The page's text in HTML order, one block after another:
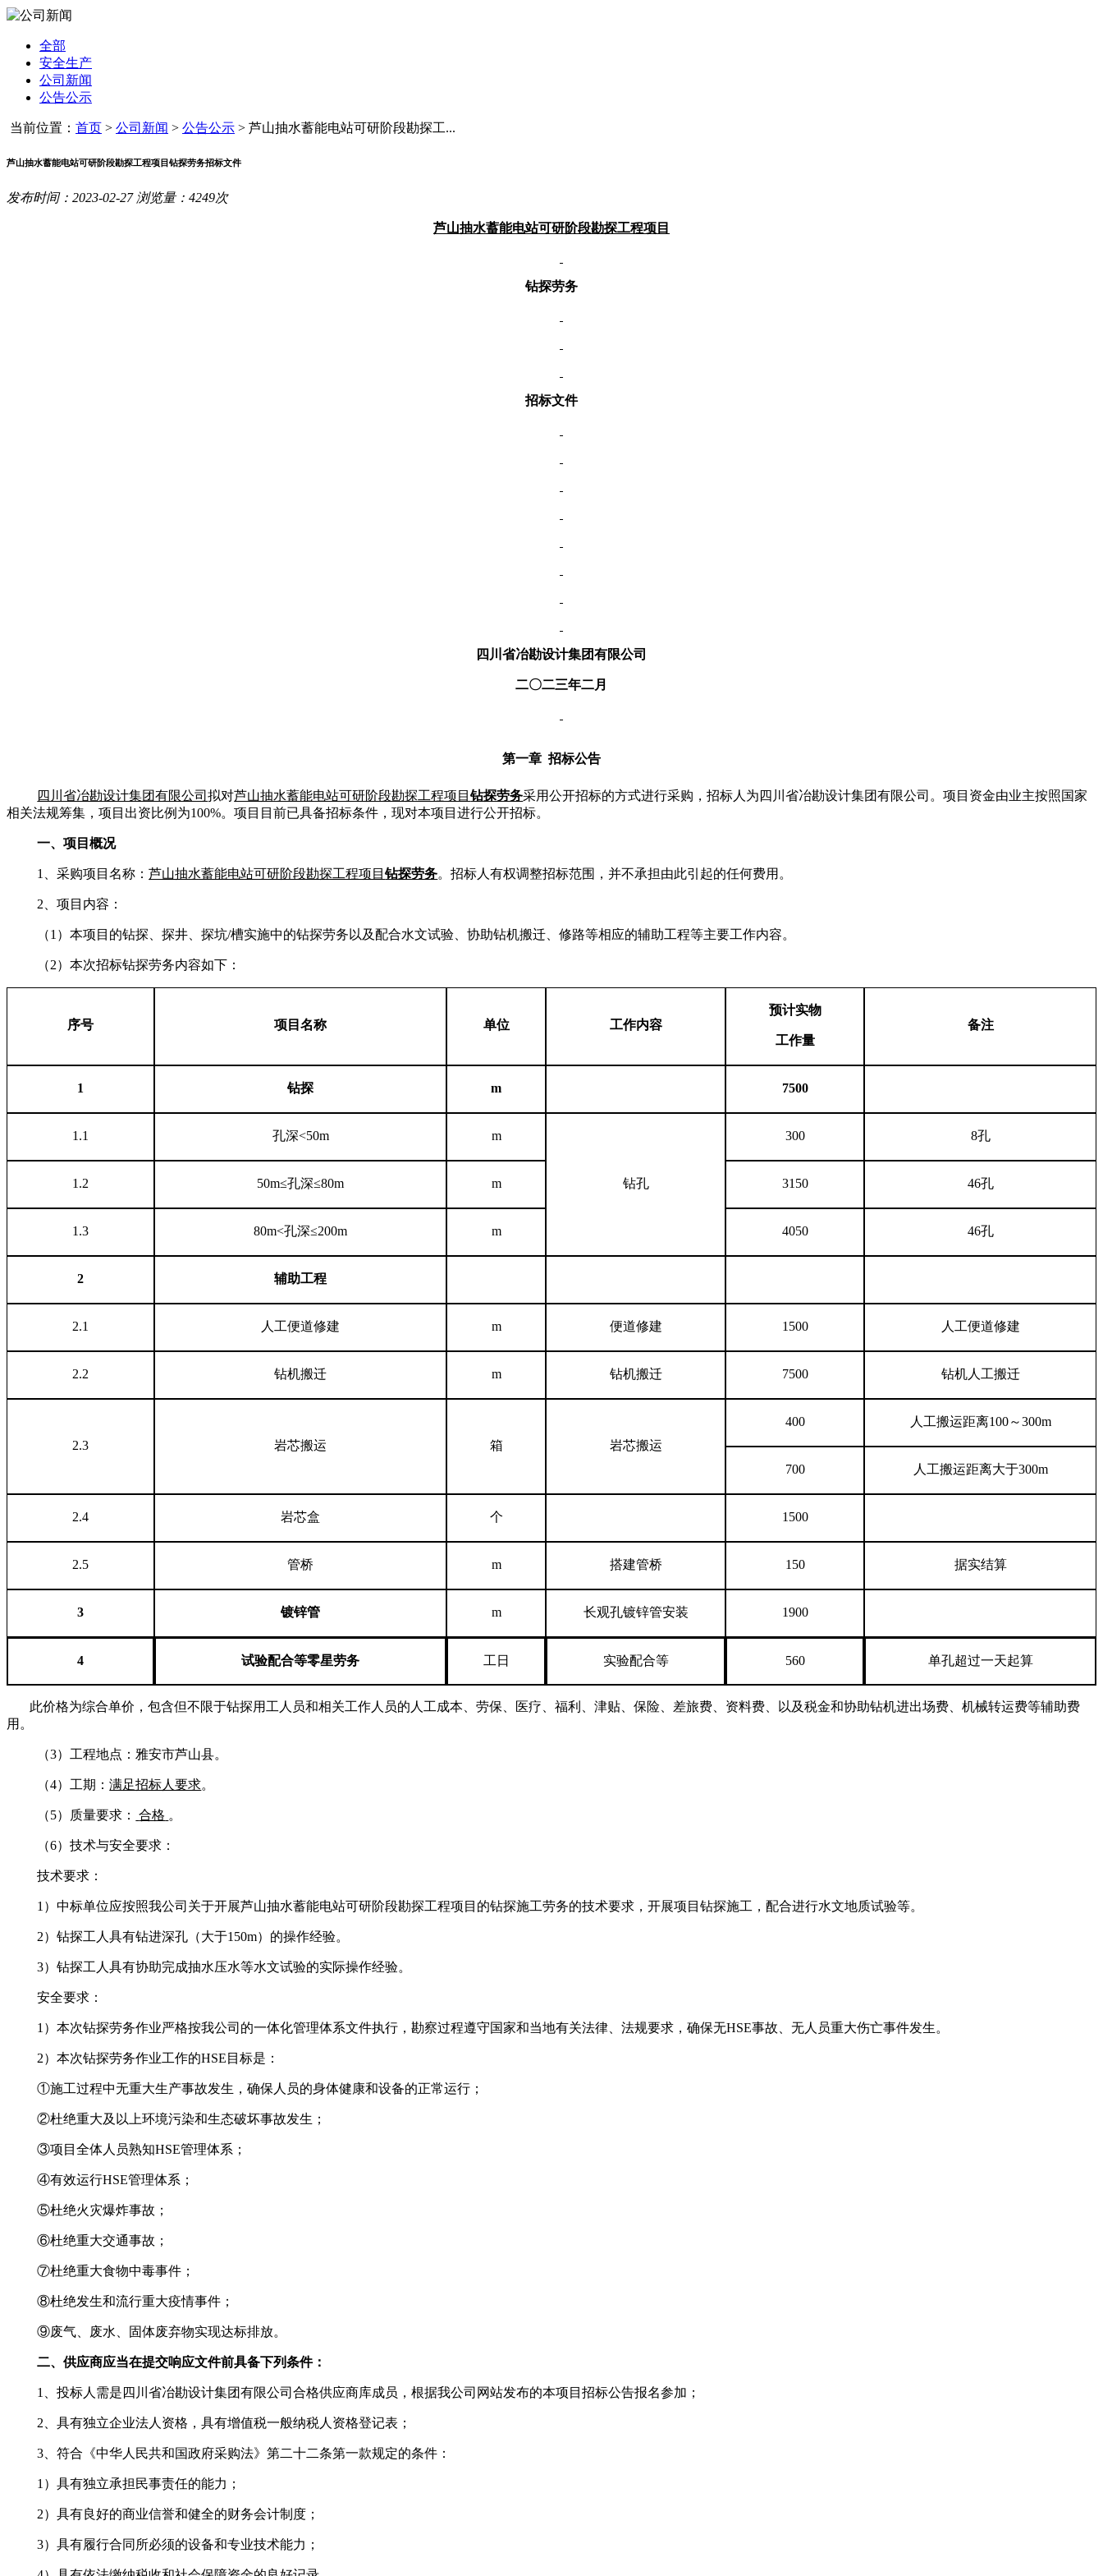
全部
安全生产
公司新闻
公告公示
当前位置： 首页 > 公司新闻 > 公告公示 > 芦山抽水蓄能电站可研阶段勘探工...
芦山抽水蓄能电站可研阶段勘探工程项目钻探劳务招标文件
发布时间：2023-02-27 浏览量：4249次
芦山抽水蓄能电站可研阶段勘探工程项目
钻探劳务
招标文件
四川省冶勘设计集团有限公司
二〇二三年二月
第一章 招标公告
四川省冶勘设计集团有限公司拟对芦山抽水蓄能电站可研阶段勘探工程项目钻探劳务采用公开招标的方式进行采购，招标人为四川省冶勘设计集团有限公司。项目资金由业主按照国家
相关法规筹集，项目出资比例为100%。项目目前已具备招标条件，现对本项目进行公开招标。
一、项目概况
1 、采购项目名称：芦山抽水蓄能电站可研阶段勘探工程项目钻探劳务。招标人有权调整招标范围，并不承担由此引起的任何费用。
2 、项目内容：
（1 ）本项目的钻探、探井、探坑/槽实施中的钻探劳务以及配合水文试验、协助钻机搬迁、修路等相应的辅助工程等主要工作内容。
（2）本次招标钻探劳务内容如下：
序号 项目名称 单位 工作内容
预计实物
工作量
备注
1 钻探 m 7500
1.1 孔深<50m m
钻孔
300 8孔
1.2 50m≤孔深≤80m m 3150 46孔
1.3 80m<孔深≤200m m 4050 46孔
2 辅助工程
2.1 人工便道修建 m 便道修建 1500 人工便道修建
2.2 钻机搬迁 m 钻机搬迁 7500 钻机人工搬迁
2.3 岩芯搬运 箱 岩芯搬运
400 人工搬运距离100～300m
700 人工搬运距离大于300m
2.4 岩芯盒 个 1500
2.5 管桥 m 搭建管桥 150 据实结算
3 镀锌管 m 长观孔镀锌管安装 1900
4 试验配合等零星劳务 工日 实验配合等 560 单孔超过一天起算
此价格为综合单价，包含但不限于钻探用工人员和相关工作人员的人工成本、劳保、医疗、福利、津贴、保险、差旅费、资料费、以及税金和协助钻机进出场费、 机械转运费等辅助费
用。
（3）工程地点：雅安市芦山县。
（4）工期：满足招标人要求。
（5）质量要求： 合格 。
（6）技术与安全要求：
技术要求：
1）中标单位应按照我公司关于开展芦山抽水蓄能电站可研阶段勘探工程项目的钻探施工劳务的技术要求，开展项目钻探施工，配合进行水文地质试验等。
2）钻探工人具有钻进深孔（大于150m）的操作经验。
3）钻探工人具有协助完成抽水压水等水文试验的实际操作经验。
安全要求：
1）本次钻探劳务作业严格按我公司的一体化管理体系文件执行，勘察过程遵守国家和当地有关法律、法规要求，确保无HSE事故、无人员重大伤亡事件发生。
2）本次钻探劳务作业工作的HSE目标是：
①施工过程中无重大生产事故发生，确保人员的身体健康和设备的正常运行；
②杜绝重大及以上环境污染和生态破坏事故发生；
③项目全体人员熟知HSE管理体系；
④有效运行HSE管理体系；
⑤杜绝火灾爆炸事故；
⑥杜绝重大交通事故；
⑦杜绝重大食物中毒事件；
⑧杜绝发生和流行重大疫情事件；
⑨废气、废水、固体废弃物实现达标排放。
二、供应商应当在提交响应文件前具备下列条件：
1、投标人需是四川省冶勘设计集团有限公司合格供应商库成员，根据我公司网站发布的本项目招标公告报名参加；
2、具有独立企业法人资格，具有增值税一般纳税人资格登记表；
3、符合《中华人民共和国政府采购法》第二十二条第一款规定的条件：
1）具有独立承担民事责任的能力；
2）具有良好的商业信誉和健全的财务会计制度；
3）具有履行合同所必须的设备和专业技术能力；